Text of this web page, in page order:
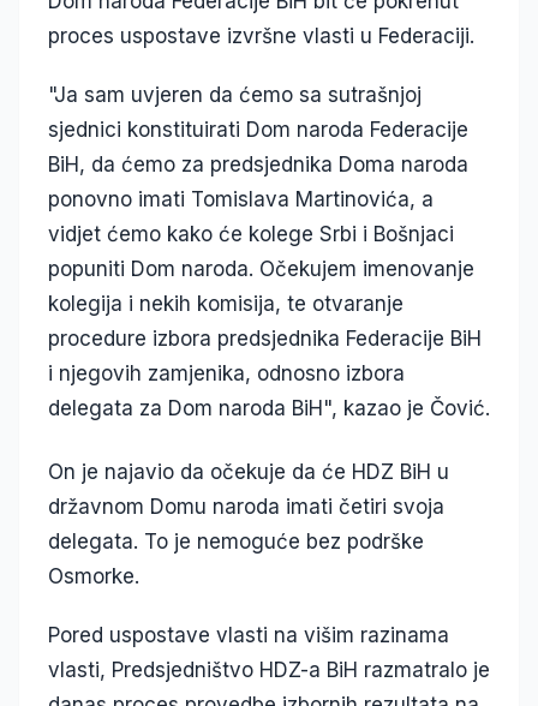
proces uspostave izvršne vlasti u Federaciji.
"Ja sam uvjeren da ćemo sa sutrašnjoj
sjednici konstituirati Dom naroda Federacije
BiH, da ćemo za predsjednika Doma naroda
ponovno imati Tomislava Martinovića, a
vidjet ćemo kako će kolege Srbi i Bošnjaci
popuniti Dom naroda. Očekujem imenovanje
kolegija i nekih komisija, te otvaranje
procedure izbora predsjednika Federacije BiH
i njegovih zamjenika, odnosno izbora
delegata za Dom naroda BiH", kazao je Čović.
On je najavio da očekuje da će HDZ BiH u
državnom Domu naroda imati četiri svoja
delegata. To je nemoguće bez podrške
Osmorke.
Pored uspostave vlasti na višim razinama
vlasti, Predsjedništvo HDZ-a BiH razmatralo je